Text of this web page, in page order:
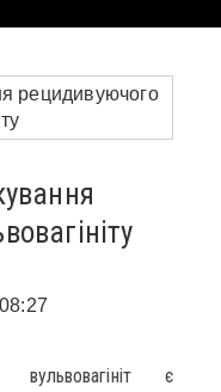
08:27
вульвовагініт є